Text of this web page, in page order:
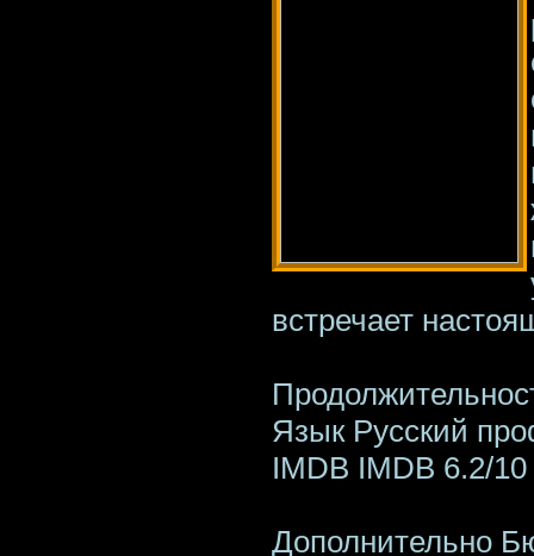
встречает
Язык Русский
IMDB IMDB 6.2/
Дополнительно